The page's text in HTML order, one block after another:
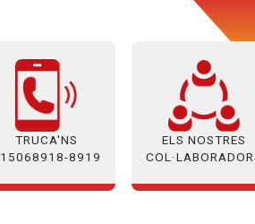
TRUCA'NS
8919
ELS NOSTRES